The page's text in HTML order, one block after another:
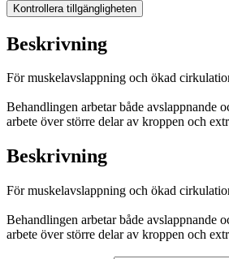
Kontrollera tillgängligheten
Beskrivning
För muskelavslappning och ökad
Behandlingen arbetar både
arbete över större delar av kroppen och
Beskrivning
För muskelavslappning och ökad
Behandlingen arbetar både
arbete över större delar av kroppen och